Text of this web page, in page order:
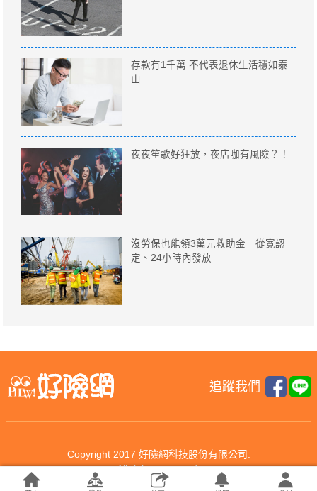
存款有1千萬 不代表退休生活穩如泰
山
夜夜笙歌好狂放，夜店咖有風險？！
沒勞保也能領3萬元救助金 從寛認
定、24小時內發放
追蹤我們
Copyright 2017 好險網科技股份有限公司.
All rights reserved.